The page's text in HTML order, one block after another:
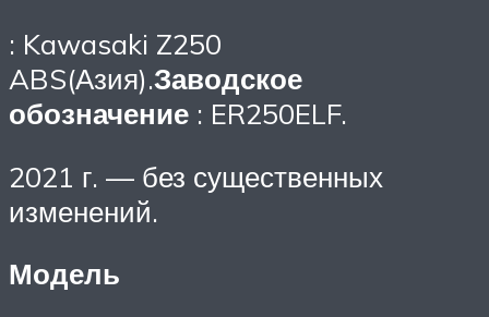
: Kawasaki Z250
ABS(Азия).Заводское
обозначение : ER250ELF.
2021 г. — без существенных
изменений.
Модель